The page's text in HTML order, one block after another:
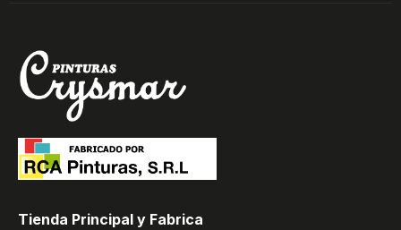
Tienda Principal y Fabrica